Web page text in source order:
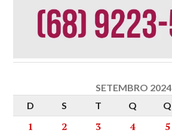
SETEMBRO 2024
D
S T Q Q
1 2 3 4 5